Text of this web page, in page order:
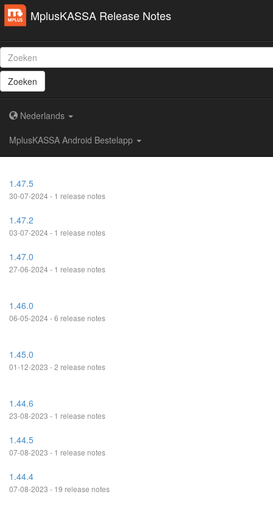
MplusKASSA Release Notes
Zoeken
Nederlands
MplusKASSA Android Bestelapp
1.47.5
30-07-2024 - 1 release notes
1.47.2
03-07-2024 - 1 release notes
1.47.0
27-06-2024 - 1 release notes
1.46.0
06-05-2024 - 6 release notes
1.45.0
01-12-2023 - 2 release notes
1.44.6
23-08-2023 - 1 release notes
1.44.5
07-08-2023 - 1 release notes
1.44.4
07-08-2023 - 19 release notes